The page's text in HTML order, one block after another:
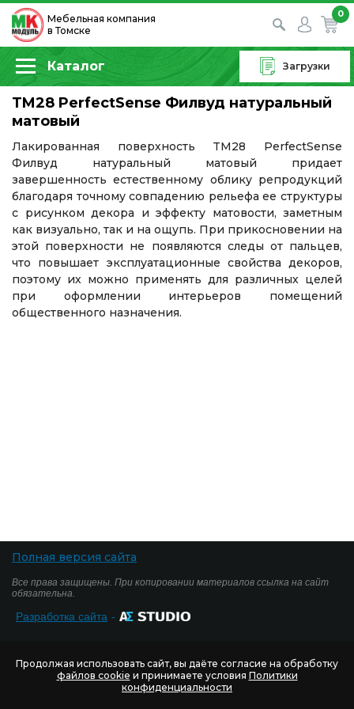
Мебельная компания
в Томске
0
Каталог Загрузки
TM28 PerfectSense Филвуд натуральный
матовый
Лакированная поверхность TM28 PerfectSense
Филвуд натуральный матовый придает
завершенность естественному облику репродукций
благодаря точному совпадению рельефа ее структуры
с рисунком декора и эффекту матовости, заметным
как визуально, так и на ощупь. При прикосновении на
этой поверхности не появляются следы от пальцев,
что повышает эксплуатационные свойства декоров,
поэтому их можно применять для различных целей
при оформлении интерьеров помещений
общественного назначения.
Полная версия сайта
Все права защищены. При копировании материалов ссылка на сайт
обязательна.
Разработка сайта -
Продолжая использовать сайт, вы даёте согласие на обработку
файлов cookie и принимаете условия Политики
конфиденциальности